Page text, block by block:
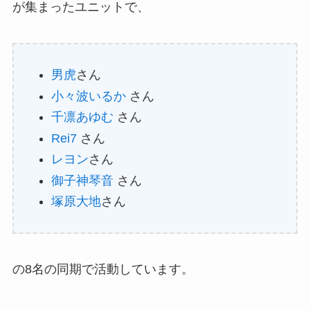
が集まったユニットで、
男虎さん
小々波いるか さん
千凛あゆむ さん
Rei7さん
レヨンさん
御子神琴音 さん
塚原大地さん
の8名の同期で活動しています。